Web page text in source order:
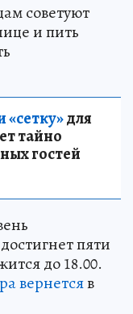
советуют
и пить
для
тайно
гостей
пяти
до 18.00.
вернетсяв